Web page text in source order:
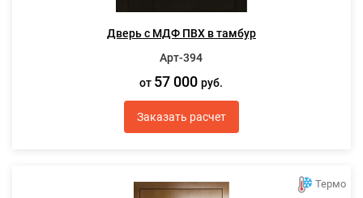
Дверь с МДФ ПВХ в тамбур
Арт-394
от 57 000руб.
Заказать расчет
Термо